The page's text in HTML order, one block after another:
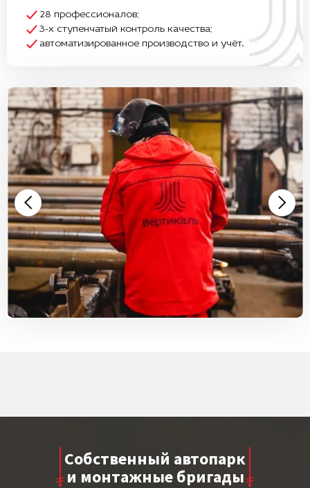
28 профессионалов;
3-х ступенчатый контроль качества;
автоматизированное производство и учёт.
Собственный автопарк
и монтажные бригады